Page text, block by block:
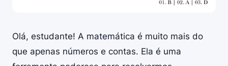
Olá, estudante! A matemática é muito mais do
que apenas números e contas. Ela é uma